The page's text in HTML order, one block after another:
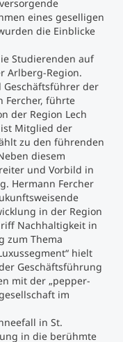
eines geselligen
die Einblicke
Studierenden auf
Arlberg-Region.
der
Fercher, führte
der Region Lech
ist Mitglied der
zu den führenden
diesem
und Vorbild in
Hermann Fercher
in der Region
Nachhaltigkeit in
zum Thema
hielt
Geschäftsführung
mit der „pepper-
im
in St.
in die berühmte